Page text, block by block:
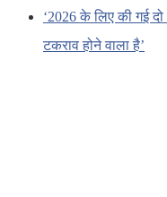
‘2026 के लिए की गई
टकराव होने वाला है’